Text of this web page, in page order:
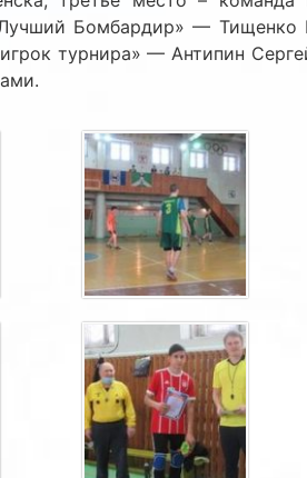
Бомбардир» —
турнира» — Антипин